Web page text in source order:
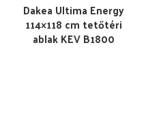
Dakea Ultima Energy
114×118 cm tetőtéri
ablak KEV B1800